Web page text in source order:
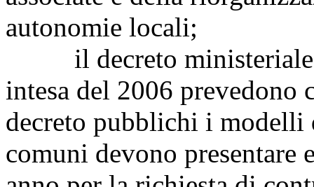
autonomie locali;
il decreto ministeriale
intesa del 2006
decreto pubblichi i
comuni devono presentare